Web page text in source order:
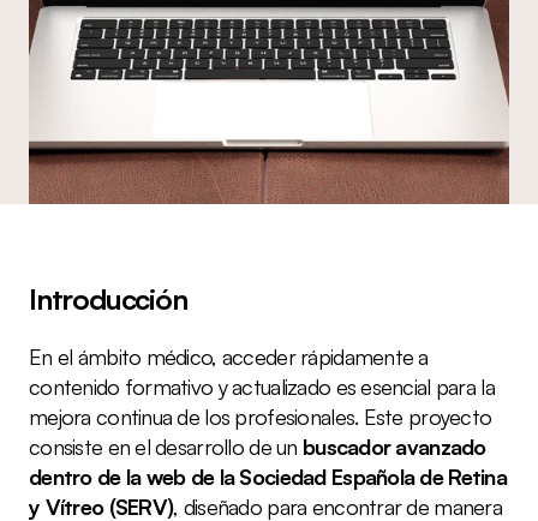
Introducción
En el ámbito médico, acceder rápidamente a
contenido formativo y actualizado es esencial para la
mejora continua de los profesionales. Este proyecto
consiste en el desarrollo de un buscador avanzado
dentro de la web de la Sociedad Española de Retina
y Vítreo (SERV), diseñado para encontrar de manera